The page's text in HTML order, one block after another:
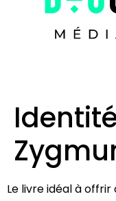
Le livre idéal à